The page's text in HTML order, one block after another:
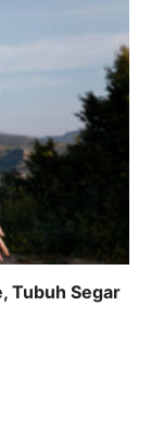
Tubuh Segar